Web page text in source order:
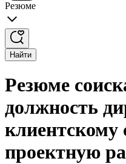
Резюме
Найти
Резюме
должность
клиентскому
проектную